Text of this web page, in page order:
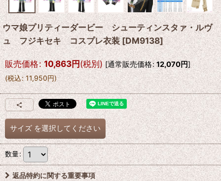
ウマ娘プリティーダービー シューティンスタァ・ルヴ
ュ フジキセキ コスプレ衣装[DM9138]
販売価格: 10,863円(税別) [通常販売価格: 12,070円]
(税込: 11,950円)
サイズ を選択してください
数量:
返品特約に関する重要事項